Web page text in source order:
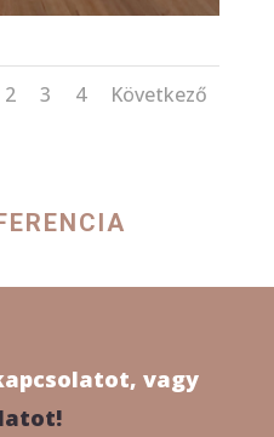
2 3 4 Következő
vagy